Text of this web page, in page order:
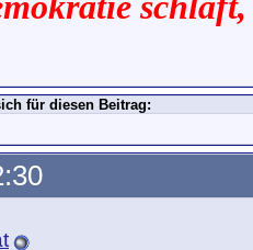
für diesen Beitrag: